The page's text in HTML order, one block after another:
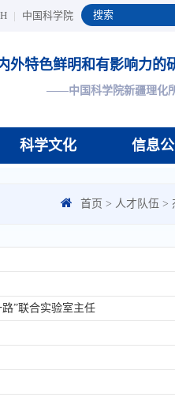
| 中国科学院
外特色鲜明和有影响力的
——中国科学院新疆理化
科学文化 信息
首页 > 人才队伍 >
”联合实验室主任